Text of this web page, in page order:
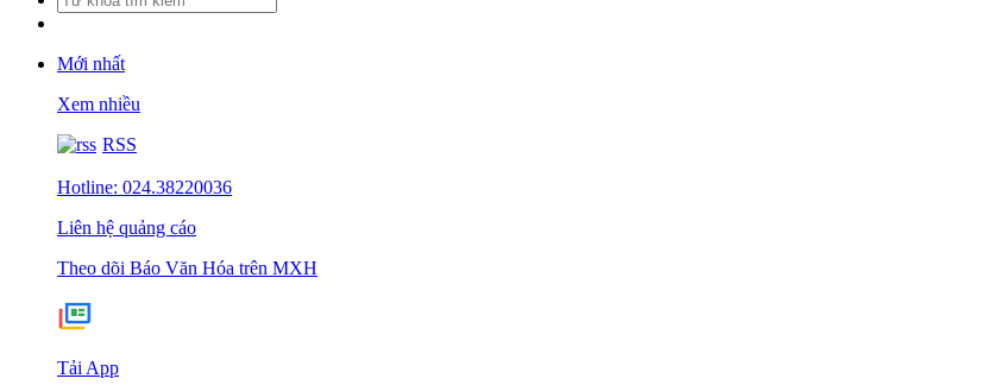
Mới nhất
Xem nhiều
RSS
Hotline: 024.38220036
Liên hệ quảng cáo
Theo dõi Báo Văn Hóa trên MXH
Tải App